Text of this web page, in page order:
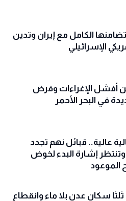
الكامل مع إيران وتدين
الإسرائيلي
أفشل الإغراءات وفرض
في البحر الأحمر
عالية.. قبائل نهم تجدد
وتنتظر إشارة البدء لخوض
الموعود
سكان عدن بلا ماء وانقطاع